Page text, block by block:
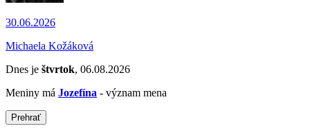
30.06.2026
Michaela Kožáková
Dnes je štvrtok, 06.08.2026
Meniny má Jozefína - význam mena
Prehrať